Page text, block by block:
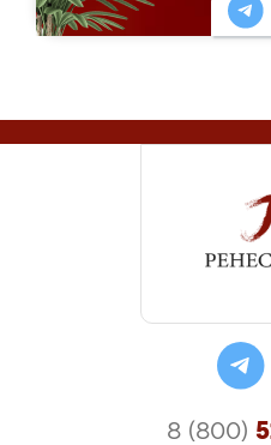
8 (800)